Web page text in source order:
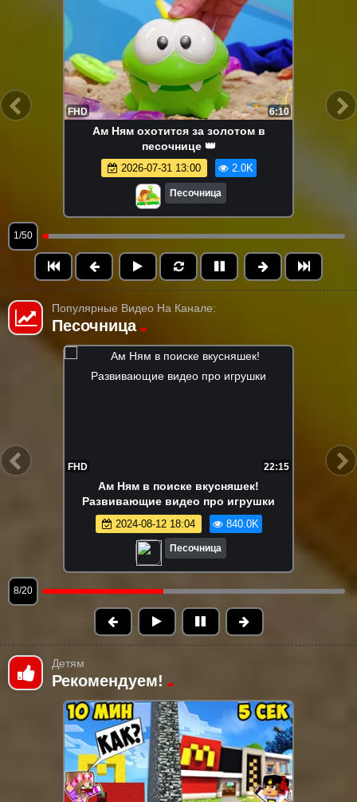
FHD 6:10
Ам Ням охотится за золотом в
песочнице 👑
2026-07-31 13:00 2.0K
Песочница
1/50
Популярные Видео На Канале:
Песочница
FHD 21:55
Ам Ням играет в съедобное-
несъедобное! 😋 Игры и развивающее
видео про игрушки Om Nom
2024-08-13 15:03 815.3K
Песочница
9/20
Детям
Рекомендуем!